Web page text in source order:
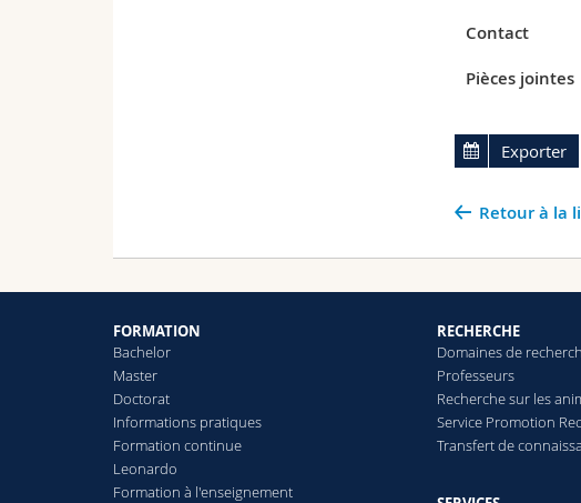
Contact
Pièces jointes
Exporter
Retour à la
FORMATION
Bachelor
Master
Doctorat
Informations pratiques
Formation continue
Leonardo
Formation à l'enseignement
RECHERCHE
Domaines de
Professeurs
Recherche sur les
Service Promotion
Transfert de